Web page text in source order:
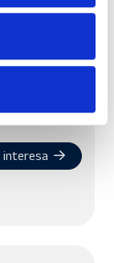
Online
con CYPE
en acero,
interesa